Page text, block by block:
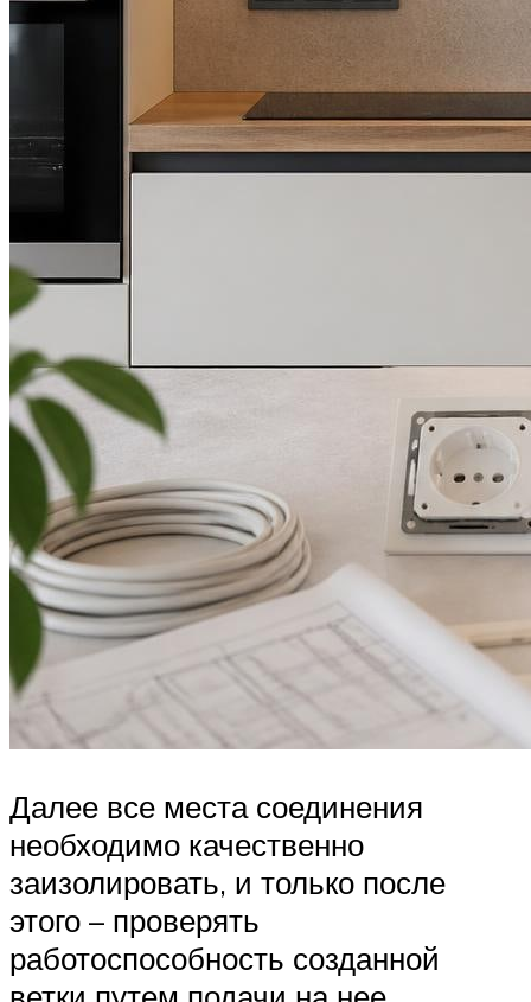
Далее все места соединения
необходимо качественно
заизолировать, и только после
этого – проверять
работоспособность созданной